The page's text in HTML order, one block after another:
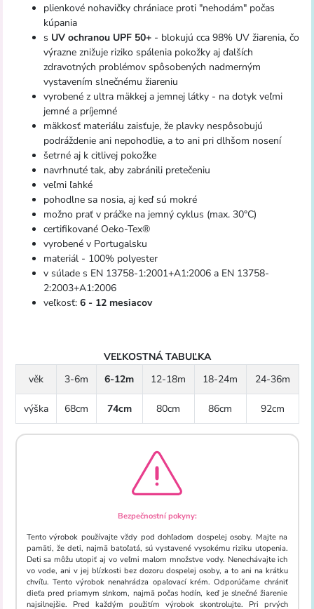
plienkové nohavičky chrániace proti "nehodám" počas
kúpania
s UV ochranou UPF 50+- blokujú cca 98% UV žiarenia, čo
výrazne znižuje riziko spálenia pokožky aj ďalších
zdravotných problémov spôsobených nadmerným
vystavením slnečnému žiareniu
vyrobené z ultra mäkkej a jemnej látky - na dotyk veľmi
jemné a príjemné
mäkkosť materiálu zaisťuje, že plavky nespôsobujú
podráždenie ani nepohodlie, a to ani pri dlhšom nosení
šetrné aj k citlivej pokožke
navrhnuté tak, aby zabránili pretečeniu
veľmi ľahké
pohodlne sa nosia, aj keď sú mokré
možno prať v práčke na jemný cyklus (max. 30°C)
certifikované Oeko-Tex®
vyrobené v Portugalsku
materiál - 100% polyester
v súlade s EN 13758-1:2001+A1:2006 a EN 13758-
2:2003+A1:2006
veľkosť: 6 - 12 mesiacov
VEĽKOSTNÁ TABUĽKA
věk
3-6m 6-12m 12-18m 18-24m 24-36m
výška 68cm 74cm 80cm 86cm 92cm
Bezpečnostní pokyny:
Tento výrobok používajte vždy pod dohľadom dospelej osoby. Majte na
pamäti, že deti, najmä batoľatá, sú vystavené vysokému riziku utopenia.
Deti sa môžu utopiť aj vo veľmi malom množstve vody. Nenechávajte ich
vo vode, ani v jej blízkosti bez dozoru dospelej osoby, a to ani na krátku
chvíľu. Tento výrobok nenahrádza opaľovací krém. Odporúčame chrániť
dieťa pred priamym slnkom, najmä počas hodín, keď je slnečné žiarenie
najsilnejšie. Pred každým použitím výrobok skontrolujte. Pri prvých